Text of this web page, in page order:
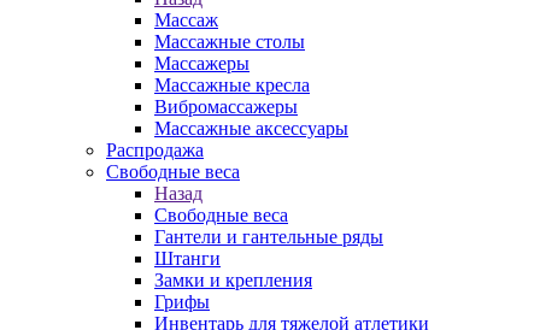
Массаж
Массажные столы
Массажеры
Массажные кресла
Вибромассажеры
Массажные аксессуары
Распродажа
Свободные веса
Назад
Свободные веса
Гантели и гантельные ряды
Штанги
Замки и крепления
Грифы
Инвентарь для тяжелой атлетики